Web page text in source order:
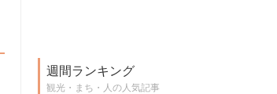
週間ランキング
観光・まち・人の人気記事